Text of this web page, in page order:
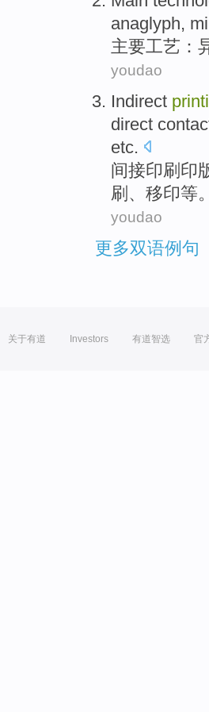
anaglyph,
主要工艺 ：
youdao
Indirect
direct
etc.
间接印刷 印
刷、 移印等。
youdao
更多双语例句
关于有道 Investors 有道智选 官